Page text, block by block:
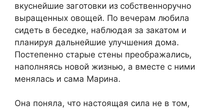
вкуснейшие заготовки из собственноручно
выращенных овощей. По вечерам любила
сидеть в беседке, наблюдая за закатом и
планируя дальнейшие улучшения дома.
Постепенно старые стены преображались,
наполняясь новой жизнью, а вместе с ними
менялась и сама Марина.
Она поняла, что настоящая сила не в том,